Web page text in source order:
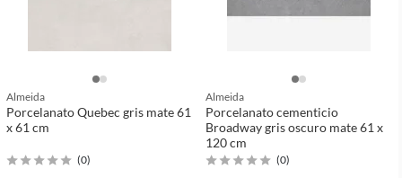
Almeida
Porcelanato Quebec gris mate 61
x 61 cm
(0)
Almeida
Porcelanato cementicio
Broadway gris oscuro mate 61 x
120 cm
(0)